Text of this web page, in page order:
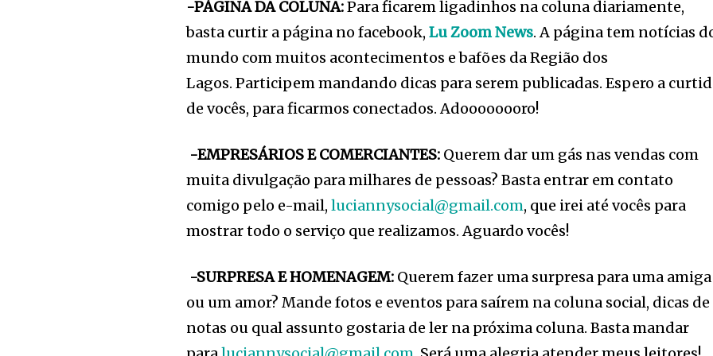
-PÁGINA DA COLUNA:Para ficarem ligadinhos na coluna diariamente,
basta curtir a página no facebook,Lu Zoom News. A página tem notícias
mundo com muitos acontecimentos e bafões da Região dos
Lagos. Participem mandando dicas para serem publicadas. Espero a
de vocês, para ficarmos conectados. Adoooooooro!
-EMPRESÁRIOS E COMERCIANTES: Querem dar um gás nas vendas com
muita divulgação para milhares de pessoas? Basta entrar em contato
comigo pelo e-mail,luciannysocial@gmail.com, que irei até vocês para
mostrar todo o serviço que realizamos. Aguardo vocês!
-SURPRESA E HOMENAGEM: Querem fazer uma surpresa para uma amiga
ou um amor? Mande fotos e eventos para saírem na coluna social, dicas de
notas ou qual assunto gostaria de ler na próxima coluna. Basta mandar